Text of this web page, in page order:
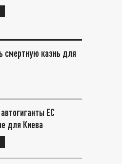
смертную казнь для
ЕС
для Киева